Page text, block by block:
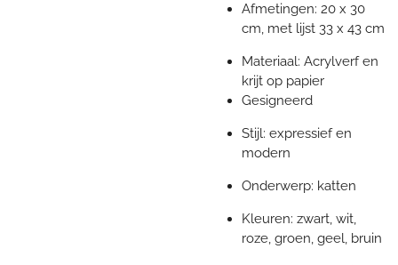
Afmetingen: 20 x 30
cm, met lijst 33 x 43 cm
Materiaal: Acrylverf en
krijt op papier
Gesigneerd
Stijl: expressief en
modern
Onderwerp: katten
Kleuren: zwart, wit,
roze, groen, geel, bruin